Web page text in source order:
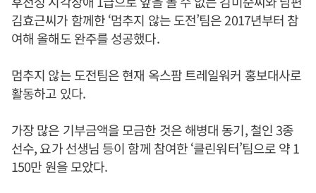
김효근씨가 함께한 ‘멈추지 않는 도전’팀은 2017년부터 참
여해 올해도 완주를 성공했다.
멈추지 않는 도전팀은 현재 옥스팜 트레일워커 홍보대사로
활동하고 있다.
가장 많은 기부금액을 모금한 것은 해병대 동기, 철인 3종
선수, 요가 선생님 등이 함께 참여한 ‘클린워터’팀으로 약 1
150만 원을 모았다.